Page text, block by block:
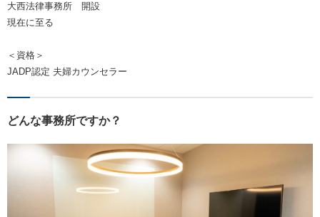
大西法律事務所 開設
現在に至る
＜資格＞
JADP認定 夫婦カウンセラー
どんな事務所ですか？